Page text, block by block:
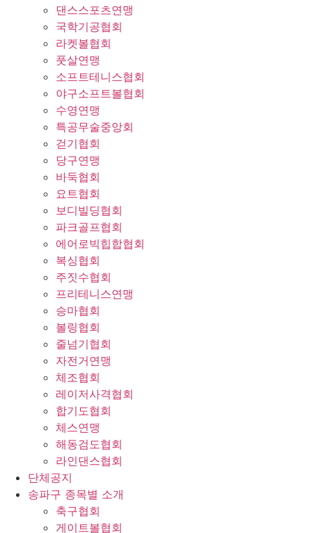
댄스스포츠연맹
국학기공협회
라켓볼협회
풋살연맹
소프트테니스협회
야구소프트볼협회
수영연맹
특공무술중앙회
걷기협회
당구연맹
바둑협회
요트협회
보디빌딩협회
파크골프협회
에어로빅힙합협회
복싱협회
주짓수협회
프리테니스연맹
승마협회
볼링협회
줄넘기협회
자전거연맹
체조협회
레이저사격협회
합기도협회
체스연맹
해동검도협회
라인댄스협회
단체공지
송파구 종목별 소개
축구협회
게이트볼협회